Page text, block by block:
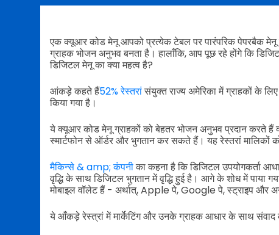
एक क्यूआर कोड मेनू आपको प्रत्येक टेबल पर पारंपरिक पेपरबैक
ग्राहक भोजन अनुभव बनता है। हालाँकि, आप पूछ रहे होंगे कि
डिजिटल मेनू का क्या महत्व है?
आंकड़े कहते हैं52% रेस्तरांसंयुक्त राज्य अमेरिका में ग्राहकों के
किया गया है।
ये क्यूआर कोड मेनू ग्राहकों को बेहतर भोजन अनुभव प्रदान करते
स्मार्टफोन से ऑर्डर और भुगतान कर सकते हैं। यह रेस्तरां मालिकों
मैकिन्से & amp; कंपनीका कहना है कि डिजिटल उपयोगकर्ता
वृद्धि के साथ डिजिटल भुगतान में वृद्धि हुई है। आगे के शोध में पाया
मोबाइल वॉलेट हैं - अर्थात्, Apple पे, Google पे, स्ट्राइप और
ये आँकड़े रेस्त्रां में मार्केटिंग और उनके ग्राहक आधार के साथ